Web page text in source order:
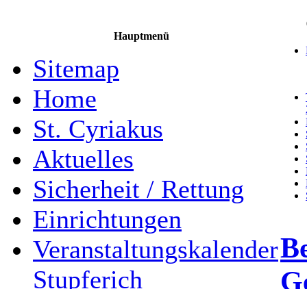
Hauptmenü
Sitemap
Home
St. Cyriakus
Aktuelles
Sicherheit / Rettung
Einrichtungen
Veranstaltungskalender
Stupferich